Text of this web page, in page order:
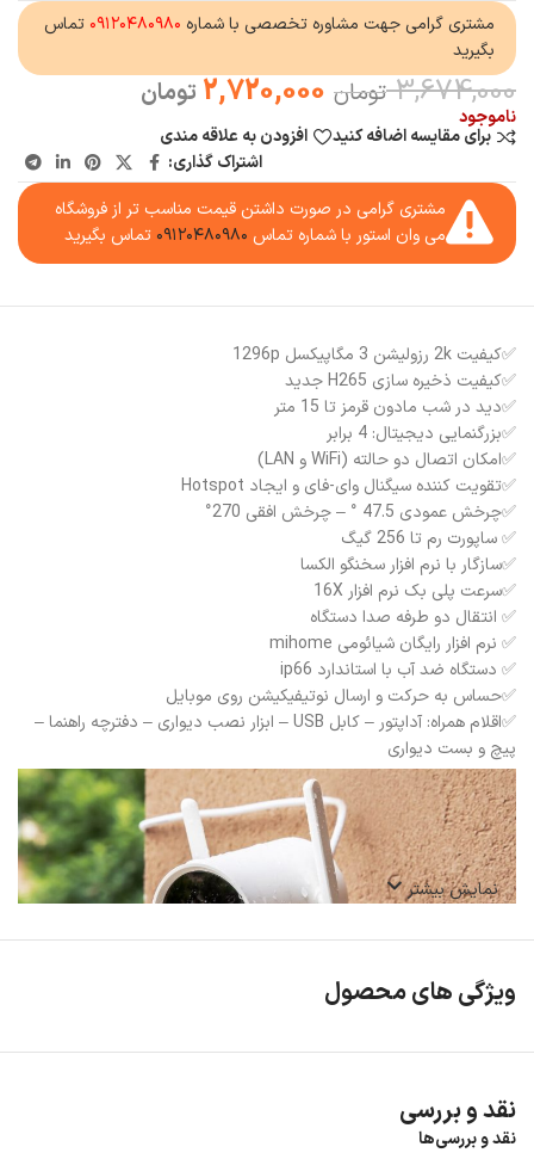
مشتری گرامی جهت مشاوره تخصصی با شماره ۰۹۱۲۰۴۸۰۹۸۰ تماس
بگیرید
3,674,000 تومان 2,720,000 تومان
ناموجود
برای مقایسه اضافه کنید
افزودن به علاقه مندی
اشتراک گذاری:
مشتری گرامی در صورت داشتن قیمت مناسب تر از فروشگاه
می وان استور با شماره تماس ۰۹۱۲۰۴۸۰۹۸۰ تماس بگیرید
✅کیفیت 2k رزولیشن 3 مگاپیکسل 1296p
✅کیفیت ذخیره سازی H265 جدید
✅دید در شب مادون قرمز تا 15 متر
✅بزرگنمایی دیجیتال: 4 برابر
✅امکان اتصال دو حالته (WiFi و LAN)
✅تقویت کننده سیگنال وای-فای و ایجاد Hotspot
✅چرخش عمودی 47.5 ° – چرخش افقی 270°
✅ ساپورت رم تا 256 گیگ
✅سازگار با نرم افزار سخنگو الکسا
✅سرعت پلی بک نرم افزار 16X
✅ انتقال دو طرفه صدا دستگاه
✅ نرم افزار رایگان شیائومی mihome
✅ دستگاه ضد آب با استاندارد ip66
✅حساس به حرکت و ارسال نوتیفیکیشن روی موبایل
✅اقلام همراه: آداپتور – کابل USB – ابزار نصب دیواری – دفترچه راهنما –
پیچ و بست دیواری
نمایش بیشتر
ویژگی های محصول
نقد و بررسی
نقد و بررسی‌ها